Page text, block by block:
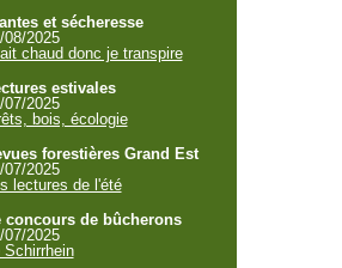
et sécheresse
08/2025
chaud donc je transpire
estivales
07/2025
bois, écologie
forestières Grand Est
07/2025
lectures de l'été
concours de bûcherons
07/2025
Schirrhein